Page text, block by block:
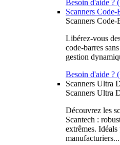
Besoin d'aide ?
Scanners Code-
Scanners Code-
Libérez-vous
code-barres
gestion
Besoin d'aide ?
Scanners Ultra
Scanners Ultra
Découvrez les
Scantech :
extrêmes.
manufacturiers...